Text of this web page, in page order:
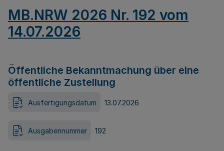
MB.NRW 2026 Nr. 192 vom
14.07.2026
Öffentliche Bekanntmachung über eine
öffentliche Zustellung
Ausfertigungsdatum 13.07.2026
Ausgabennummer 192